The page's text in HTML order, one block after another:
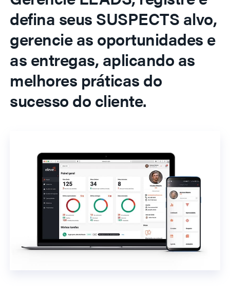
defina seus SUSPECTS alvo,
gerencie as oportunidades e
as entregas, aplicando as
melhores práticas do
sucesso do cliente.